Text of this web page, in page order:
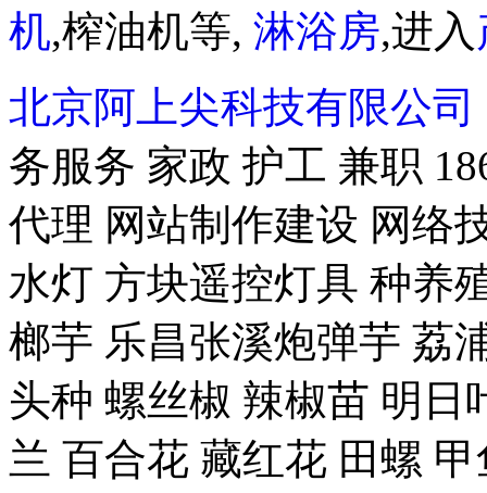
机,榨油机等, 淋浴房,进入
北京阿上尖科技有限公司
务服务 家政 护工 兼职
代理 网站制作建设 网络
水灯 方块遥控灯具 种养
榔芋 乐昌张溪炮弹芋 荔
头种 螺丝椒 辣椒苗 明日
兰 百合花 藏红花 田螺